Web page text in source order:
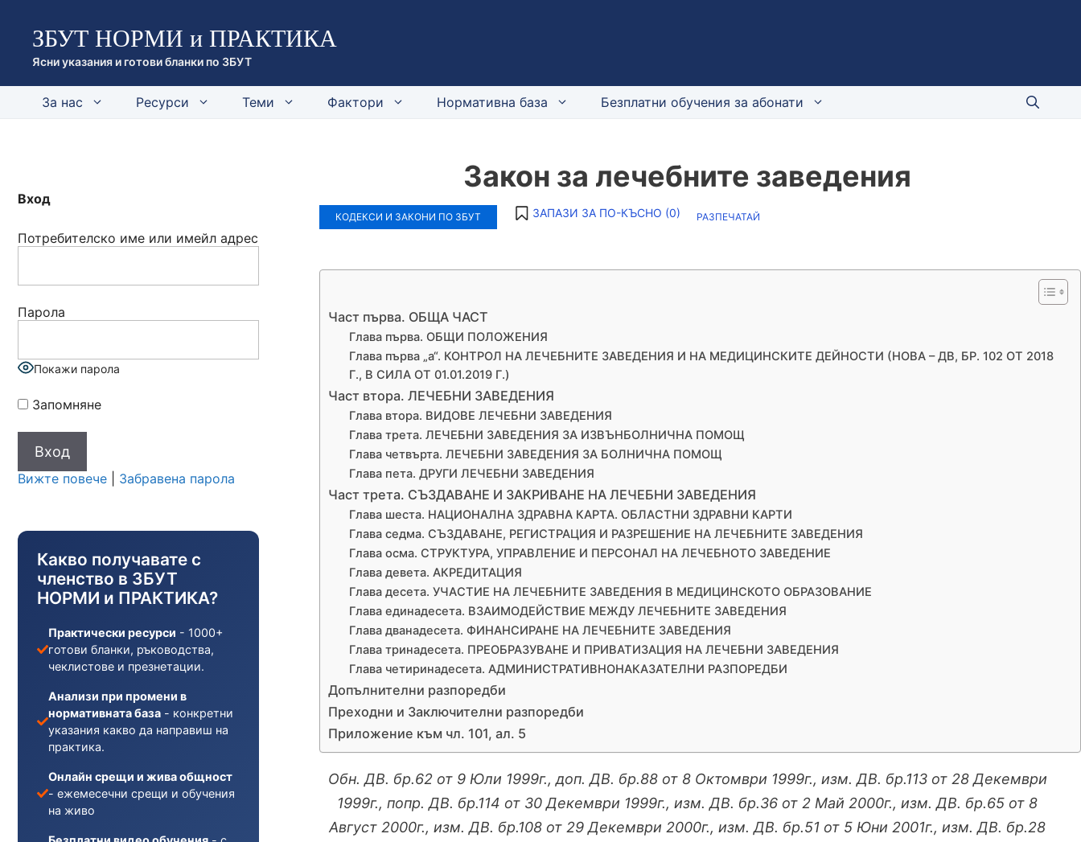
съдържанието
ЗБУТ НОРМИ и ПРАКТИКА
Ясни указания и готови бланки по ЗБУТ
За нас Ресурси Теми Фактори Нормативна база Безплатни обучения за абонати
Закон за лечебните заведения
КОДЕКСИ И ЗАКОНИ ПО ЗБУТ ЗАПАЗИ ЗА ПО-КЪСНО (0) РАЗПЕЧАТАЙ
Част първа. ОБЩА ЧАСТ
Глава първа. ОБЩИ ПОЛОЖЕНИЯ
Глава първа „а“. КОНТРОЛ НА ЛЕЧЕБНИТЕ ЗАВЕДЕНИЯ И НА МЕДИЦИНСКИТЕ ДЕЙНОСТИ (НОВА – ДВ, БР. 102 ОТ 2018
Г., В СИЛА ОТ 01.01.2019 Г.)
Част втора. ЛЕЧЕБНИ ЗАВЕДЕНИЯ
Глава втора. ВИДОВЕ ЛЕЧЕБНИ ЗАВЕДЕНИЯ
Глава трета. ЛЕЧЕБНИ ЗАВЕДЕНИЯ ЗА ИЗВЪНБОЛНИЧНА ПОМОЩ
Глава четвърта. ЛЕЧЕБНИ ЗАВЕДЕНИЯ ЗА БОЛНИЧНА ПОМОЩ
Глава пета. ДРУГИ ЛЕЧЕБНИ ЗАВЕДЕНИЯ
Част трета. СЪЗДАВАНЕ И ЗАКРИВАНЕ НА ЛЕЧЕБНИ ЗАВЕДЕНИЯ
Глава шеста. НАЦИОНАЛНА ЗДРАВНА КАРТА. ОБЛАСТНИ ЗДРАВНИ КАРТИ
Глава седма. СЪЗДАВАНЕ, РЕГИСТРАЦИЯ И РАЗРЕШЕНИЕ НА ЛЕЧЕБНИТЕ ЗАВЕДЕНИЯ
Глава осма. СТРУКТУРА, УПРАВЛЕНИЕ И ПЕРСОНАЛ НА ЛЕЧЕБНОТО ЗАВЕДЕНИЕ
Глава девета. АКРЕДИТАЦИЯ
Глава десета. УЧАСТИЕ НА ЛЕЧЕБНИТЕ ЗАВЕДЕНИЯ В МЕДИЦИНСКОТО ОБРАЗОВАНИЕ
Глава единадесета. ВЗАИМОДЕЙСТВИЕ МЕЖДУ ЛЕЧЕБНИТЕ ЗАВЕДЕНИЯ
Глава дванадесета. ФИНАНСИРАНЕ НА ЛЕЧЕБНИТЕ ЗАВЕДЕНИЯ
Глава тринадесета. ПРЕОБРАЗУВАНЕ И ПРИВАТИЗАЦИЯ НА ЛЕЧЕБНИ ЗАВЕДЕНИЯ
Глава четиринадесета. АДМИНИСТРАТИВНОНАКАЗАТЕЛНИ РАЗПОРЕДБИ
Допълнителни разпоредби
Преходни и Заключителни разпоредби
Приложение към чл. 101, ал. 5
Обн. ДВ. бр.62 от 9 Юли 1999г., доп. ДВ. бр.88 от 8 Октомври 1999г., изм. ДВ. бр.113 от 28 Декември
1999г., попр. ДВ. бр.114 от 30 Декември 1999г., изм. ДВ. бр.36 от 2 Май 2000г., изм. ДВ. бр.65 от 8
Август 2000г., изм. ДВ. бр.108 от 29 Декември 2000г., изм. ДВ. бр.51 от 5 Юни 2001г., изм. ДВ. бр.28
Вход
Потребителско име или имейл адрес
Парола
Покажи парола
Запомняне
Вижте повече Забравена парола
Какво получавате с
членство в ЗБУТ
НОРМИ и ПРАКТИКА?
Практически ресурси - 1000+
готови бланки, ръководства,
чеклистове и презнетации.
Анализи при промени в
нормативната база - конкретни
указания какво да направиш на
практика.
Онлайн срещи и жива общност
- ежемесечни срещи и обучения
на живо